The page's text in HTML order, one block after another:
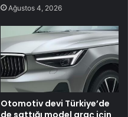
Ağustos 4, 2026
Otomotiv devi Türkiye’de
de sattığı model araç için